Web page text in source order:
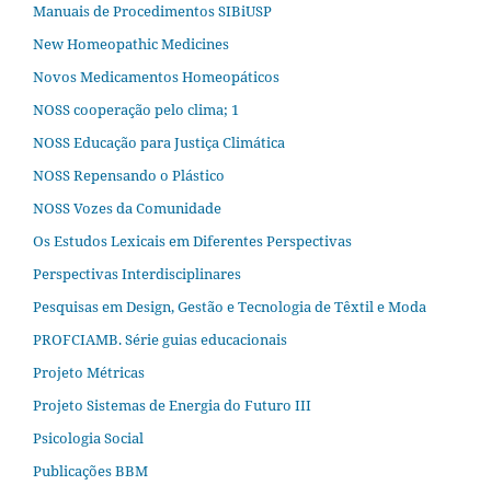
Manuais de Procedimentos SIBiUSP
New Homeopathic Medicines
Novos Medicamentos Homeopáticos
NOSS cooperação pelo clima; 1
NOSS Educação para Justiça Climática
NOSS Repensando o Plástico
NOSS Vozes da Comunidade
Os Estudos Lexicais em Diferentes Perspectivas
Perspectivas Interdisciplinares
Pesquisas em Design, Gestão e Tecnologia de Têxtil e Moda
PROFCIAMB. Série guias educacionais
Projeto Métricas
Projeto Sistemas de Energia do Futuro III
Psicologia Social
Publicações BBM